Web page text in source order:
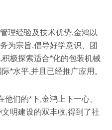
理经验及技术优势,金鸿以
为宗旨,倡导好学意识、团
极探索适合*化的包装机械
*水平,并且已经推广应用。
们的*下,金鸿上下一心、
明建设的双丰收,得到了社